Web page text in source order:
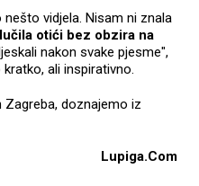
vidjela. Nisam ni znala
otići bez obzira na
nakon svake pjesme",
ali inspirativno.
doznajemo iz
Lupiga.Com